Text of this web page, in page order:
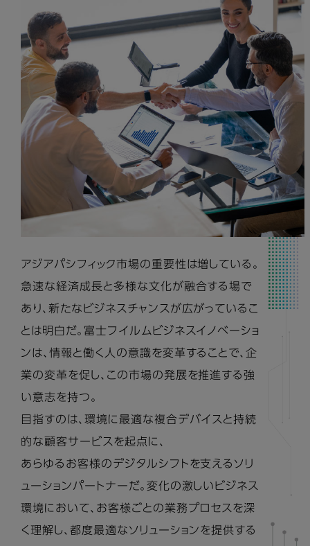
アジアパシフィック市場の重要性は増している。
急速な経済成長と多様な文化が融合する場で
あり、新たなビジネスチャンスが広がっているこ
とは明白だ。富士フイルムビジネスイノベーショ
ンは、情報と働く人の意識を変革することで、企
業の変革を促し、この市場の発展を推進する強
い意志を持つ。
目指すのは、環境に最適な複合デバイスと持続
的な顧客サービスを起点に、
あらゆるお客様のデジタルシフトを支えるソリ
ューションパートナーだ。変化の激しいビジネス
環境において、お客様ごとの業務プロセスを深
く理解し、都度最適なソリューションを提供する